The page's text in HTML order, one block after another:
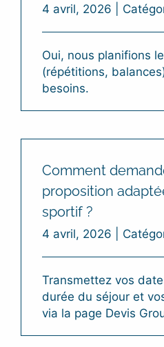
4 avril, 2026
Oui, nous planifions
(répétitions,
besoins.
Comment
proposition
sportif ?
4 avril, 2026
Transmettez vos
durée du séjour et
via la page Devis